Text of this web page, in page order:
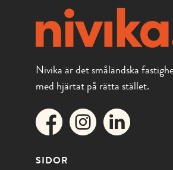
Nivika är det småländska
med hjärtat på rätta stället.
SIDOR